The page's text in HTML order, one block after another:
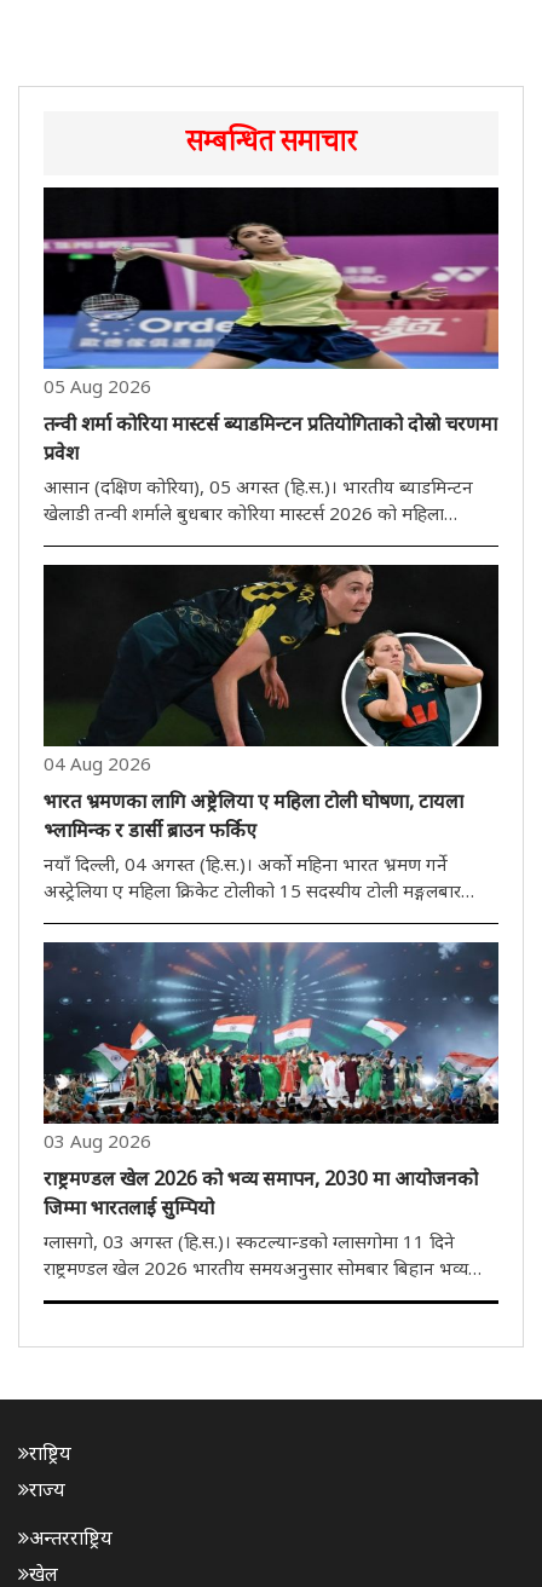
सम्बन्धित समाचार
05 Aug 2026
तन्वी शर्मा कोरिया मास्टर्स ब्याडमिन्टन प्रतियोगिताको दोस्रो चरणमा
प्रवेश
आसान (दक्षिण कोरिया), 05 अगस्त (हि.स.)। भारतीय ब्याडमिन्टन
खेलाडी तन्वी शर्माले बुधबार कोरिया मास्टर्स 2026 को महिला
एकलको दोस्रो चरणमा प्रवेश गरेकी छिन्। तेस्रो वरीयता प्राप्त 17
वर्षीया तन्वीले चीनकी युआन आन चीलाई सिधा गेम 21-16, 21-15
04 Aug 2026
भारत भ्रमणका लागि अष्ट्रेलिया ए महिला टोली घोषणा, टायला
भ्लामिन्क र डार्सी ब्राउन फर्किए
नयाँ दिल्ली, 04 अगस्त (हि.स.)। अर्को महिना भारत भ्रमण गर्ने
अस्ट्रेलिया ए महिला क्रिकेट टोलीको 15 सदस्यीय टोली मङ्गलबार
घोषणा गरिएको थियो। अनुभवी फास्ट बलर टायला भ्लामिन्क र डार्सी
ब्राउनले टोलीको पेस आक्रमणको नेतृत्व गर्नेछन्। यो भ्रमण तीन
हप्तास..
03 Aug 2026
राष्ट्रमण्डल खेल 2026 को भव्य समापन, 2030 मा आयोजनको
जिम्मा भारतलाई सुम्पियो
ग्लासगो, 03 अगस्त (हि.स.)। स्कटल्यान्डको ग्लासगोमा 11 दिने
राष्ट्रमण्डल खेल 2026 भारतीय समयअनुसार सोमबार बिहान भव्य
समारोहका साथ सम्पन्न भयो। यससँगै भारतले 2030 को राष्ट्रमण्डल
छ। समापन..
राष्ट्रिय
राज्य
अन्तरराष्ट्रिय
खेल